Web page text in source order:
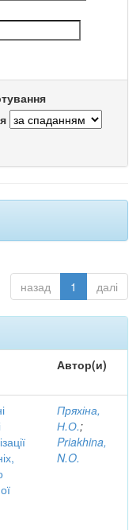
назад 1 далі
Автор(и)
Пряхіна,
Н.О.;
Priakhina,
N.O.